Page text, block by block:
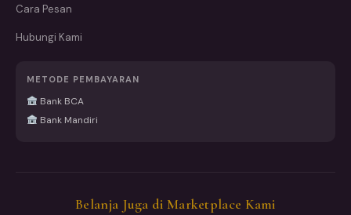
Cara Pesan
Hubungi Kami
METODE PEMBAYARAN
Bank BCA
Bank Mandiri
Belanja Juga di Marketplace Kami